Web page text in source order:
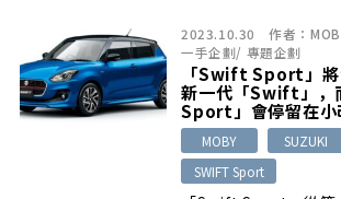
2023.10.30 作者：
一手企劃/ 專題企劃
「Swift Sport」將
新一代「Swift」
Sport」會停留在小
MOBY SUZUKI
SWIFT Sport